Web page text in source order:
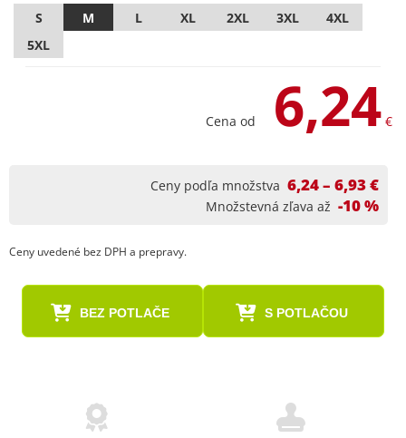
S M L XL 2XL 3XL
4XL
5XL
Cena od 6,24 €
Ceny podľa množstva 6,24 – 6,93 €
Množstevná zľava až -10 %
Ceny uvedené bez DPH a prepravy.
BEZ POTLAČE S POTLAČOU